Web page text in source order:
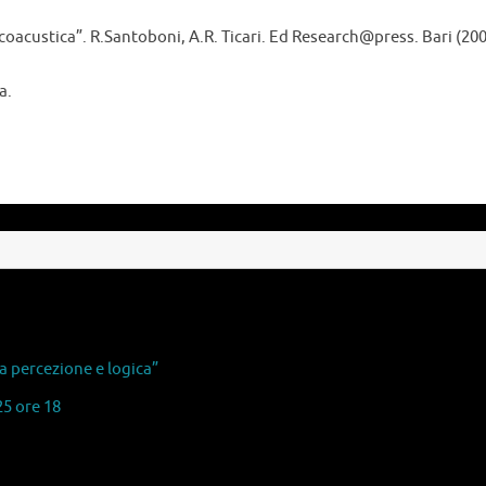
R.Santoboni, A.R. Ticari. Ed Research@press. Bari
e logica”
ore 18